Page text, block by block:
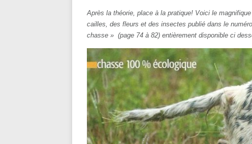
Après la théorie, place à la pratique! Voici le
cailles, des fleurs et des insectes publié dans le
chasse » (page 74 à 82) entièrement disponible ci